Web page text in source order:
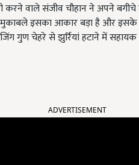
वाले संजीव चौहान ने अपने बगीचे
मुकाबले इसका आकार बड़ा है और इसके
गुण चेहरे से झुर्रियां हटाने में